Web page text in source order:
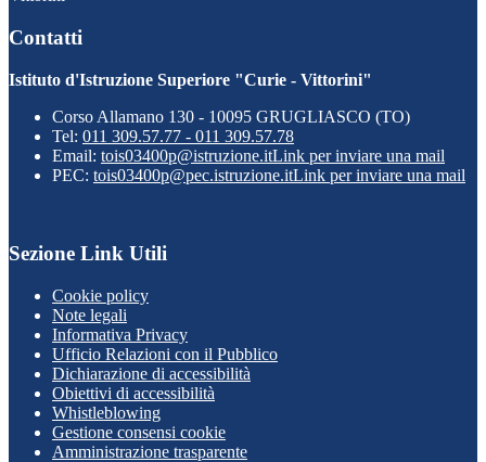
Contatti
Istituto d'Istruzione Superiore "Curie - Vittorini"
Corso Allamano 130 - 10095 GRUGLIASCO (TO)
Tel: 011 309.57.77 - 011 309.57.78
Email: tois03400p@istruzione.itLink per inviare una mail
PEC: tois03400p@pec.istruzione.itLink per inviare una mail
Sezione Link Utili
Cookie policy
Note legali
Informativa Privacy
Ufficio Relazioni con il Pubblico
Dichiarazione di accessibilità
Obiettivi di accessibilità
Whistleblowing
Gestione consensi cookie
Amministrazione trasparente